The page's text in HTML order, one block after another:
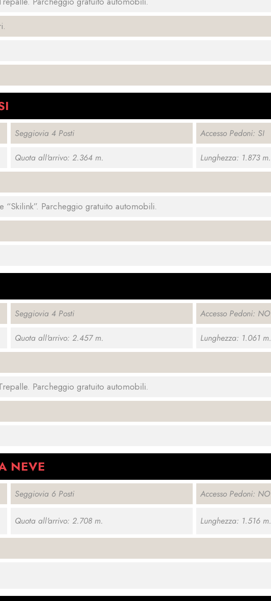
Seggiovia 4 Posti Accesso Pedoni: SI
Quota all'arrivo: 2.364 m. Lunghezza: 1.873 m.
Parcheggio gratuito automobili.
Seggiovia 4 Posti Accesso Pedoni: NO
Quota all'arrivo: 2.457 m. Lunghezza: 1.061 m.
Parcheggio gratuito automobili.
NEVE
Seggiovia 6 Posti Accesso Pedoni: NO
Quota all'arrivo: 2.708 m. Lunghezza: 1.516 m.